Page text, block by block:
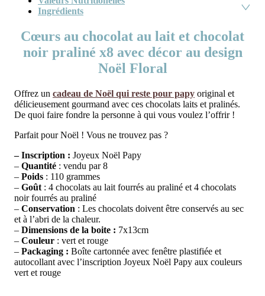
Ingrédients
Cœurs au chocolat au lait et chocolat
noir praliné x8 avec décor au design
Noël Floral
Offrez un cadeau de Noël qui reste pour papy original et
délicieusement gourmand avec ces chocolats laits et pralinés.
De quoi faire fondre la personne à qui vous voulez l’offrir !
Parfait pour Noël ! Vous ne trouvez pas ?
– Inscription : Joyeux Noël Papy
– Quantité : vendu par 8
– Poids : 110 grammes
– Goût : 4 chocolats au lait fourrés au praliné et 4 chocolats
noir fourrés au praliné
– Conservation : Les chocolats doivent être conservés au sec
et à l’abri de la chaleur.
– Dimensions de la boite : 7x13cm
– Couleur : vert et rouge
– Packaging : Boîte cartonnée avec fenêtre plastifiée et
autocollant avec l’inscription Joyeux Noël Papy aux couleurs
vert et rouge